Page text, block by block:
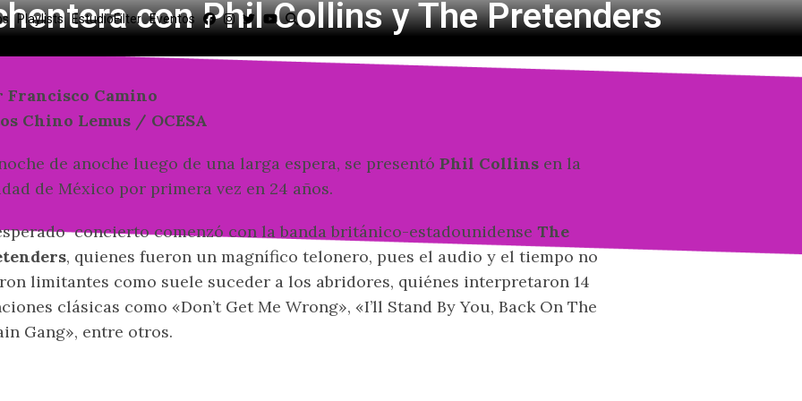
Playlists EstudioFilter Eventos
con Phil Collins y The Pretenders
Francisco Camino
Chino Lemus / OCESA
de anoche luego de una larga espera, se presentó Phil Collins en la
de México por primera vez en 24 años.
concierto comenzó con la banda británico-estadounidense The
, quienes fueron un magnífico telonero, pues el audio y el tiempo no
limitantes como suele suceder a los abridores, quiénes interpretaron 14
clásicas como «Don’t Get Me Wrong», «I’ll Stand By You, Back On The
Gang», entre otros.